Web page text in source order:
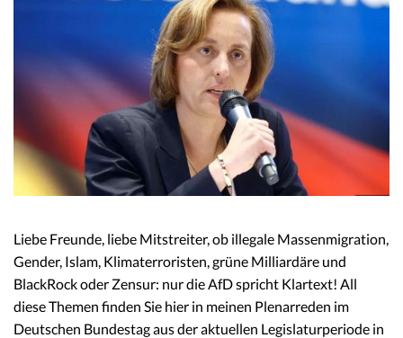
Liebe Freunde, liebe Mitstreiter, ob illegale Massenmigration,
Gender, Islam, Klimaterroristen, grüne Milliardäre und
BlackRock oder Zensur: nur die AfD spricht Klartext! All
diese Themen finden Sie hier in meinen Plenarreden im
Deutschen Bundestag aus der aktuellen Legislaturperiode in